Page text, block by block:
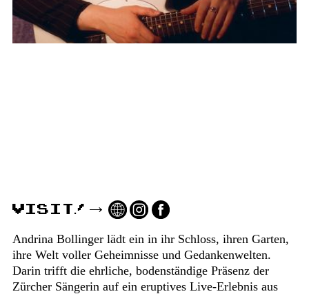
VISIT!
Andrina Bollinger lädt ein in ihr Schloss, ihren Garten,
ihre Welt voller Geheimnisse und Gedankenwelten.
Darin trifft die ehrliche, bodenständige Präsenz der
Zürcher Sängerin auf ein eruptives Live-Erlebnis aus